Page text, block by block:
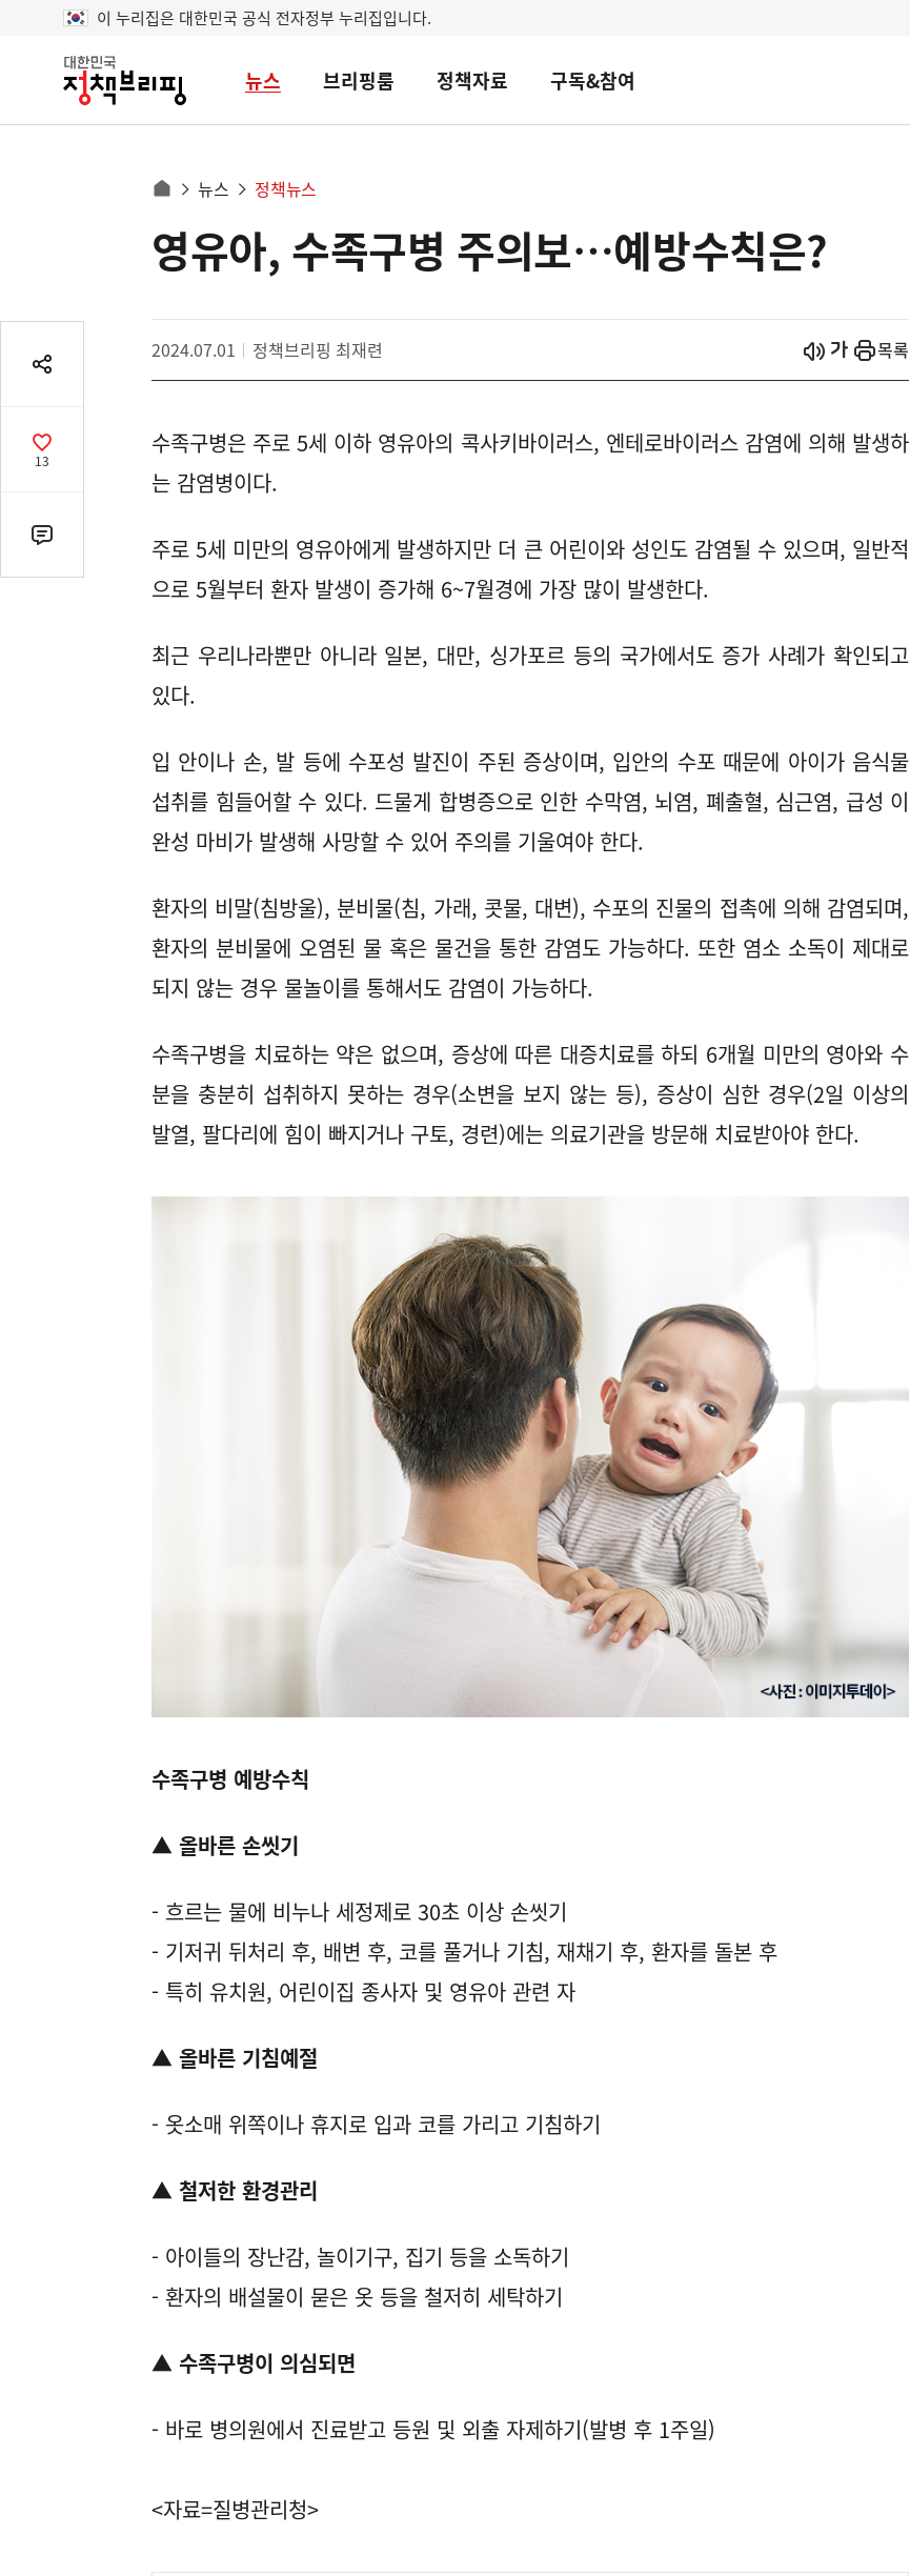
이 누리집은 대한민국 공식 전자정부 누리집입니다.
대
민
뉴스 브리핑룸 정책자료 구독&참여
동
경
로
으
로
뉴스 정책뉴스
영
역공
기
공
감
13
댓
글
영유아, 수족구병 주의보…예방수칙은?
2024.07.01 정책브리핑 최재련 시작
열기 목록
수족구병은 주로 5세 이하 영유아의 콕사키바이러스, 엔테로바이러스 감염에 의해 발생하
는 감염병이다.
주로 5세 미만의 영유아에게 발생하지만 더 큰 어린이와 성인도 감염될 수 있으며, 일반적
으로 5월부터 환자 발생이 증가해 6~7월경에 가장 많이 발생한다.
최근 우리나라뿐만 아니라 일본, 대만, 싱가포르 등의 국가에서도 증가 사례가 확인되고
있다.
입 안이나 손, 발 등에 수포성 발진이 주된 증상이며, 입안의 수포 때문에 아이가 음식물
섭취를 힘들어할 수 있다. 드물게 합병증으로 인한 수막염, 뇌염, 폐출혈, 심근염, 급성 이
완성 마비가 발생해 사망할 수 있어 주의를 기울여야 한다.
환자의 비말(침방울), 분비물(침, 가래, 콧물, 대변), 수포의 진물의 접촉에 의해 감염되며,
환자의 분비물에 오염된 물 혹은 물건을 통한 감염도 가능하다. 또한 염소 소독이 제대로
되지 않는 경우 물놀이를 통해서도 감염이 가능하다.
수족구병을 치료하는 약은 없으며, 증상에 따른 대증치료를 하되 6개월 미만의 영아와 수
분을 충분히 섭취하지 못하는 경우(소변을 보지 않는 등), 증상이 심한 경우(2일 이상의
발열, 팔다리에 힘이 빠지거나 구토, 경련)에는 의료기관을 방문해 치료받아야 한다.
수족구병 예방수칙
▲ 올바른 손씻기
- 흐르는 물에 비누나 세정제로 30초 이상 손씻기
- 기저귀 뒤처리 후, 배변 후, 코를 풀거나 기침, 재채기 후, 환자를 돌본 후
- 특히 유치원, 어린이집 종사자 및 영유아 관련 자
▲ 올바른 기침예절
- 옷소매 위쪽이나 휴지로 입과 코를 가리고 기침하기
▲ 철저한 환경관리
- 아이들의 장난감, 놀이기구, 집기 등을 소독하기
- 환자의 배설물이 묻은 옷 등을 철저히 세탁하기
▲ 수족구병이 의심되면
- 바로 병의원에서 진료받고 등원 및 외출 자제하기(발병 후 1주일)
<자료=질병관리청>